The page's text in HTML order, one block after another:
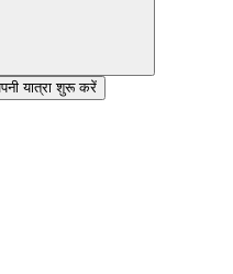
यात्रा शुरू करें